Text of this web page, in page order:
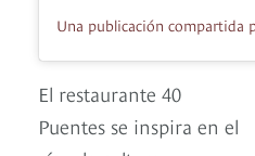
El restaurante 40
Puentes se inspira en el